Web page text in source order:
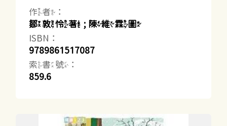
作者：
鄒敦怜著 ; 陳維霖圖
ISBN：
9789861517087
索書號：
859.6